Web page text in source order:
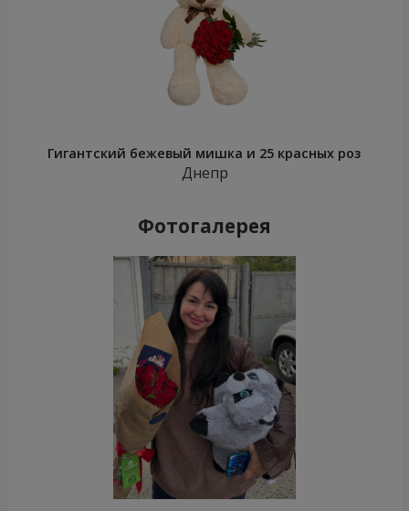
Гигантский бежевый мишка и 25 красных роз
Днепр
Фотогалерея